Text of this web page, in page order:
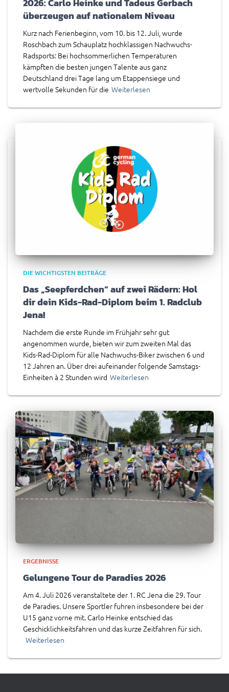
überzeugen auf nationalem Niveau
Kurz nach Ferienbeginn, vom 10. bis 12. Juli, wurde
Roschbach zum Schauplatz hochklassigen Nachwuchs-
Radsports: Bei hochsommerlichen Temperaturen
kämpften die besten jungen Talente aus ganz
Deutschland drei Tage lang um Etappensiege und
wertvolle Sekunden für die Weiterlesen
DIE WICHTIGSTEN BEITRÄGE
Das „Seepferdchen“ auf zwei Rädern: Hol
dir dein Kids-Rad-Diplom beim 1. Radclub
Jena!
Nachdem die erste Runde im Frühjahr sehr gut
angenommen wurde, bieten wir zum zweiten Mal das
Kids-Rad-Diplom für alle Nachwuchs-Biker zwischen 6 und
12 Jahren an. Über drei aufeinander folgende Samstags-
Einheiten à 2 Stunden wird Weiterlesen
ERGEBNISSE
Gelungene Tour de Paradies 2026
Am 4. Juli 2026 veranstaltete der 1. RC Jena die 29. Tour
de Paradies. Unsere Sportler fuhren insbesondere bei der
U15 ganz vorne mit. Carlo Heinke entschied das
Geschicklichkeitsfahren und das kurze Zeitfahren für sich.
Weiterlesen